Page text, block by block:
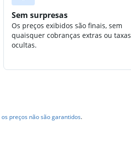
Sem surpresas
Os preços exibidos são finais, sem
quaisquer cobranças extras ou taxas
ocultas.
os preços não são garantidos.